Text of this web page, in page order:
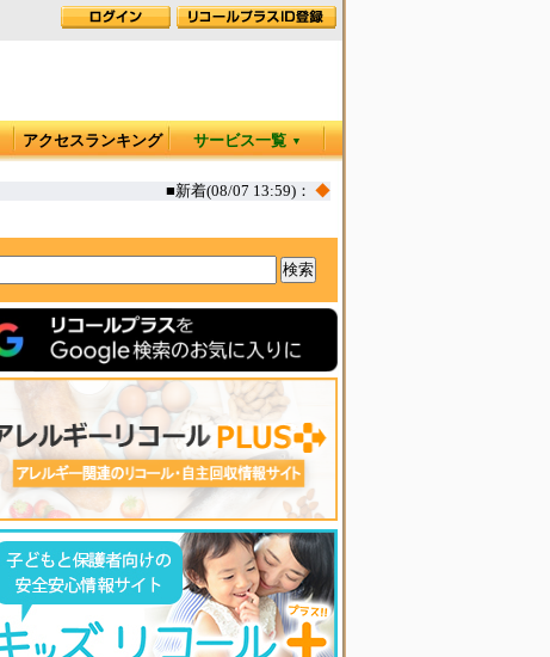
アクセスランキング サービス一覧 ▼
■新着(08/07 13:59)：◆カヤック オタリア360T 一部生